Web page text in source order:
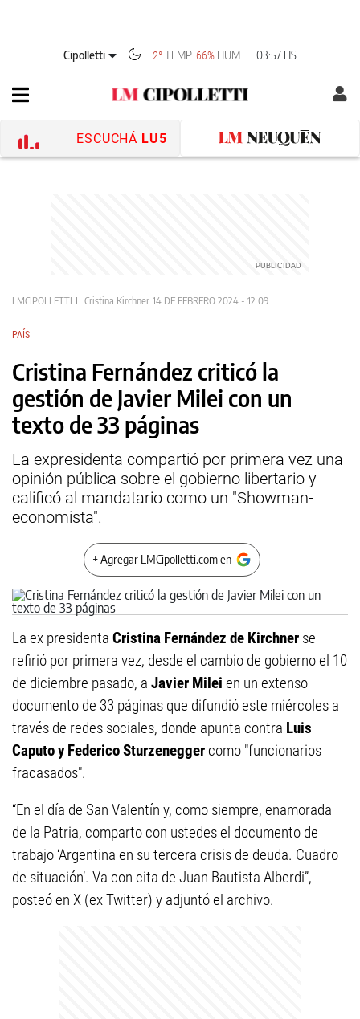
Cipolletti 2°TEMP 66% HUM 03:57 HS
ESCUCHÁ LU5
LMCIPOLLETTI Cristina Kirchner 14 DE FEBRERO 2024 - 12:09
PAÍS
Cristina Fernández criticó la
gestión de Javier Milei con un
texto de 33 páginas
La expresidenta compartió por primera vez una
opinión pública sobre el gobierno libertario y
calificó al mandatario como un "Showman-
economista".
+ Agregar LMCipolletti.com en
La ex presidenta Cristina Fernández de Kirchner se
refirió por primera vez, desde el cambio de gobierno el 10
de diciembre pasado, a Javier Milei en un extenso
documento de 33 páginas que difundió este miércoles a
través de redes sociales, donde apunta contra Luis
Caputo y Federico Sturzenegger como "funcionarios
fracasados".
“En el día de San Valentín y, como siempre, enamorada
de la Patria, comparto con ustedes el documento de
trabajo ‘Argentina en su tercera crisis de deuda. Cuadro
de situación’. Va con cita de Juan Bautista Alberdi”,
posteó en X (ex Twitter) y adjuntó el archivo.